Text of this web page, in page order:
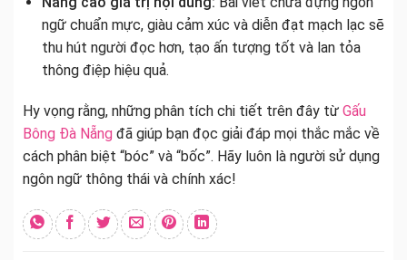
ngữ chuẩn mực, giàu cảm xúc và diễn đạt mạch lạc sẽ
thu hút người đọc hơn, tạo ấn tượng tốt và lan tỏa
thông điệp hiệu quả.
Hy vọng rằng, những phân tích chi tiết trên đây từ Gấu
Bông Đà Nẵng đã giúp bạn đọc giải đáp mọi thắc mắc về
cách phân biệt “bóc” và “bốc”. Hãy luôn là người sử dụng
ngôn ngữ thông thái và chính xác!